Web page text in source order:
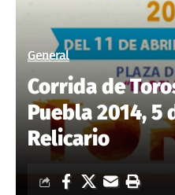
General
Corrida de
Puebla 2014, 5
Relicario